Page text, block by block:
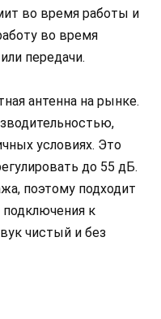
во время работы и
во время
передачи.
антенна на рынке.
условиях. Это
до 55 дБ.
поэтому подходит
подключения к
чистый и без